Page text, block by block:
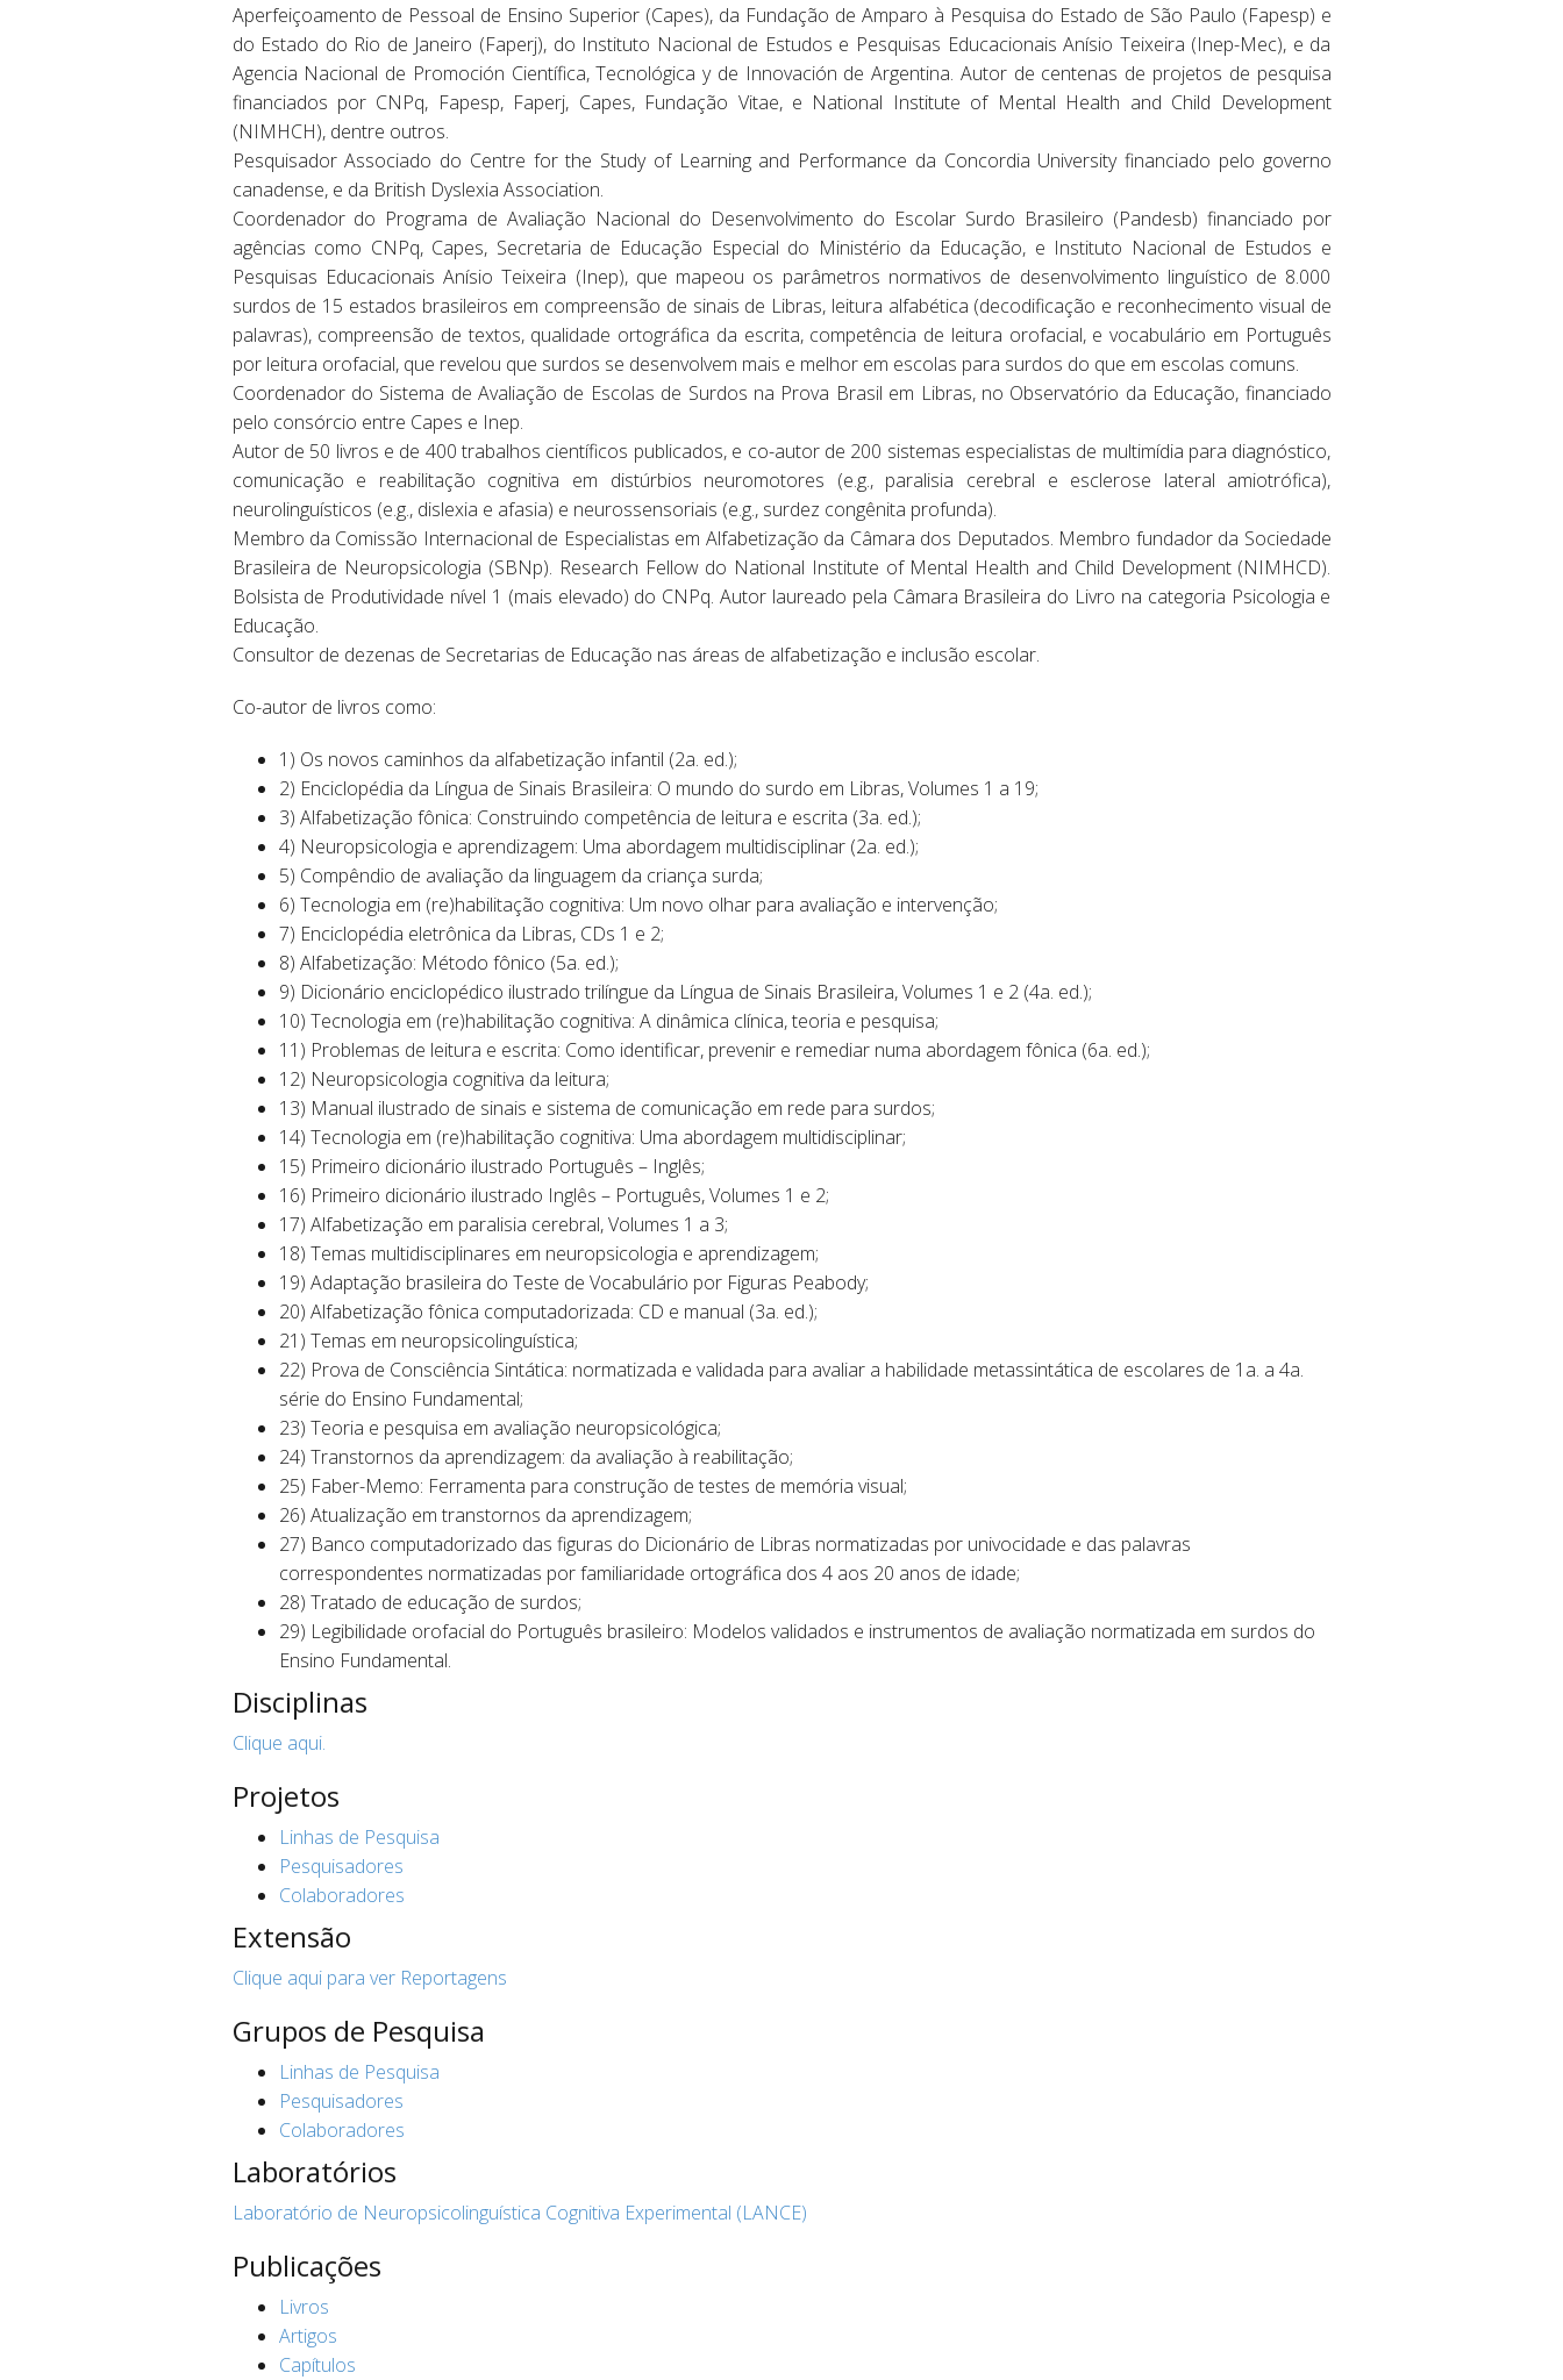
Aperfeiçoamento de Pessoal de Ensino Superior (Capes), da Fundação de Amparo à Pesquisa do Estado de São Paulo (Fapesp) e
do Estado do Rio de Janeiro (Faperj), do Instituto Nacional de Estudos e Pesquisas Educacionais Anísio Teixeira (Inep-Mec), e da
Agencia Nacional de Promoción Científica, Tecnológica y de Innovación de Argentina. Autor de centenas de projetos de pesquisa
financiados por CNPq, Fapesp, Faperj, Capes, Fundação Vitae, e National Institute of Mental Health and Child Development
(NIMHCH), dentre outros.
Pesquisador Associado do Centre for the Study of Learning and Performance da Concordia University financiado pelo governo
canadense, e da British Dyslexia Association.
Coordenador do Programa de Avaliação Nacional do Desenvolvimento do Escolar Surdo Brasileiro (Pandesb) financiado por
agências como CNPq, Capes, Secretaria de Educação Especial do Ministério da Educação, e Instituto Nacional de Estudos e
Pesquisas Educacionais Anísio Teixeira (Inep), que mapeou os parâmetros normativos de desenvolvimento linguístico de 8.000
surdos de 15 estados brasileiros em compreensão de sinais de Libras, leitura alfabética (decodificação e reconhecimento visual de
palavras), compreensão de textos, qualidade ortográfica da escrita, competência de leitura orofacial, e vocabulário em Português
por leitura orofacial, que revelou que surdos se desenvolvem mais e melhor em escolas para surdos do que em escolas comuns.
Coordenador do Sistema de Avaliação de Escolas de Surdos na Prova Brasil em Libras, no Observatório da Educação, financiado
pelo consórcio entre Capes e Inep.
Autor de 50 livros e de 400 trabalhos científicos publicados, e co-autor de 200 sistemas especialistas de multimídia para diagnóstico,
comunicação e reabilitação cognitiva em distúrbios neuromotores (e.g., paralisia cerebral e esclerose lateral amiotrófica),
neurolinguísticos (e.g., dislexia e afasia) e neurossensoriais (e.g., surdez congênita profunda).
Membro da Comissão Internacional de Especialistas em Alfabetização da Câmara dos Deputados. Membro fundador da Sociedade
Brasileira de Neuropsicologia (SBNp). Research Fellow do National Institute of Mental Health and Child Development (NIMHCD).
Bolsista de Produtividade nível 1 (mais elevado) do CNPq. Autor laureado pela Câmara Brasileira do Livro na categoria Psicologia e
Educação.
Consultor de dezenas de Secretarias de Educação nas áreas de alfabetização e inclusão escolar.
Co-autor de livros como:
1) Os novos caminhos da alfabetização infantil (2a. ed.);
2) Enciclopédia da Língua de Sinais Brasileira: O mundo do surdo em Libras, Volumes 1 a 19;
3) Alfabetização fônica: Construindo competência de leitura e escrita (3a. ed.);
4) Neuropsicologia e aprendizagem: Uma abordagem multidisciplinar (2a. ed.);
5) Compêndio de avaliação da linguagem da criança surda;
6) Tecnologia em (re)habilitação cognitiva: Um novo olhar para avaliação e intervenção;
7) Enciclopédia eletrônica da Libras, CDs 1 e 2;
8) Alfabetização: Método fônico (5a. ed.);
9) Dicionário enciclopédico ilustrado trilíngue da Língua de Sinais Brasileira, Volumes 1 e 2 (4a. ed.);
10) Tecnologia em (re)habilitação cognitiva: A dinâmica clínica, teoria e pesquisa;
11) Problemas de leitura e escrita: Como identificar, prevenir e remediar numa abordagem fônica (6a. ed.);
12) Neuropsicologia cognitiva da leitura;
13) Manual ilustrado de sinais e sistema de comunicação em rede para surdos;
14) Tecnologia em (re)habilitação cognitiva: Uma abordagem multidisciplinar;
15) Primeiro dicionário ilustrado Português – Inglês;
16) Primeiro dicionário ilustrado Inglês – Português, Volumes 1 e 2;
17) Alfabetização em paralisia cerebral, Volumes 1 a 3;
18) Temas multidisciplinares em neuropsicologia e aprendizagem;
19) Adaptação brasileira do Teste de Vocabulário por Figuras Peabody;
20) Alfabetização fônica computadorizada: CD e manual (3a. ed.);
21) Temas em neuropsicolinguística;
22) Prova de Consciência Sintática: normatizada e validada para avaliar a habilidade metassintática de escolares de 1a. a 4a.
série do Ensino Fundamental;
23) Teoria e pesquisa em avaliação neuropsicológica;
24) Transtornos da aprendizagem: da avaliação à reabilitação;
25) Faber-Memo: Ferramenta para construção de testes de memória visual;
26) Atualização em transtornos da aprendizagem;
27) Banco computadorizado das figuras do Dicionário de Libras normatizadas por univocidade e das palavras
correspondentes normatizadas por familiaridade ortográfica dos 4 aos 20 anos de idade;
28) Tratado de educação de surdos;
29) Legibilidade orofacial do Português brasileiro: Modelos validados e instrumentos de avaliação normatizada em surdos do
Ensino Fundamental.
Disciplinas
Clique aqui.
Projetos
Linhas de Pesquisa
Pesquisadores
Colaboradores
Extensão
Clique aqui para ver Reportagens
Grupos de Pesquisa
Linhas de Pesquisa
Pesquisadores
Colaboradores
Laboratórios
Laboratório de Neuropsicolinguística Cognitiva Experimental (LANCE)
Publicações
Livros
Artigos
Capítulos